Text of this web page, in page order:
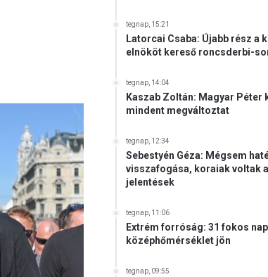
tegnap, 15:21
Latorcai Csaba: Újabb rész a
elnököt kereső roncsderbi-
tegnap, 14:04
Kaszab Zoltán: Magyar Péter
mindent megváltoztat
tegnap, 12:34
Sebestyén Géza: Mégsem
visszafogása, koraiak voltak
jelentések
tegnap, 11:06
Extrém forróság: 31 fokos
középhőmérséklet jön
tegnap, 09:55